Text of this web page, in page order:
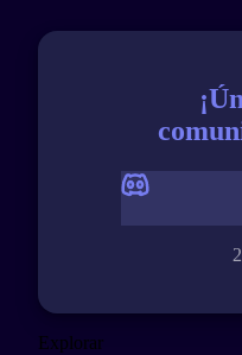
Explorar